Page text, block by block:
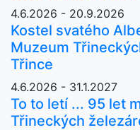
4.6.2026 - 20.9.2026
Kostel svatého
Muzeum
Třince
4.6.2026 - 31.1.2027
To to letí ... 95 let
Třineckých